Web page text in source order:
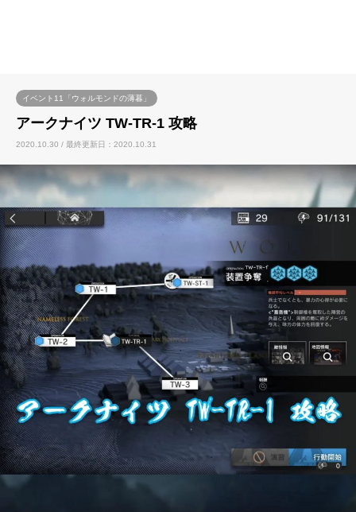
イベント11「ウォルモンドの薄暮」
アークナイツ TW-TR-1 攻略
2020.10.30 / 最終更新日：2020.10.31